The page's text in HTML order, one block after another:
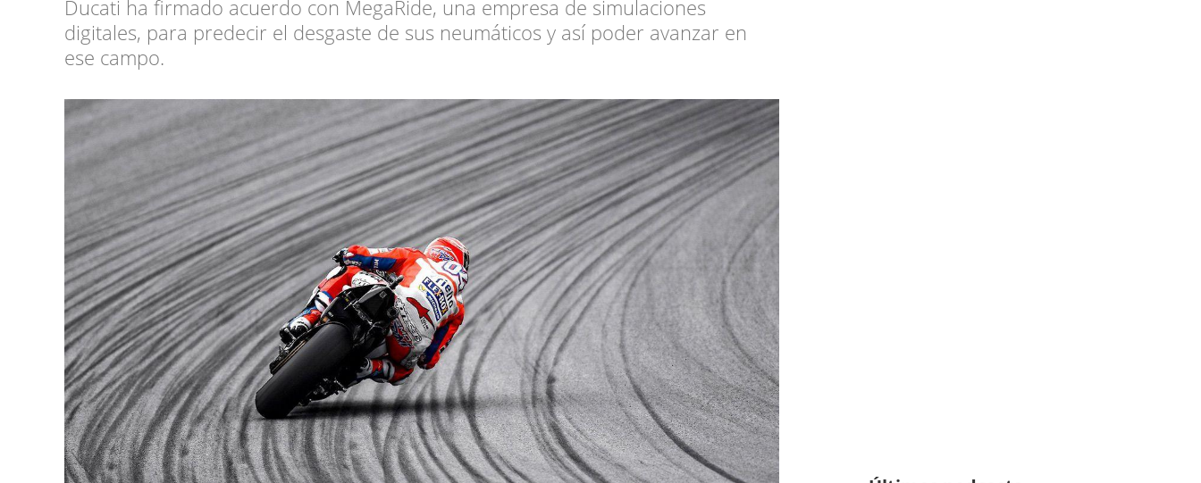
Ducati ha firmado acuerdo con MegaRide, una empresa de simulaciones
digitales, para predecir el desgaste de sus neumáticos y así poder avanzar en
ese campo.